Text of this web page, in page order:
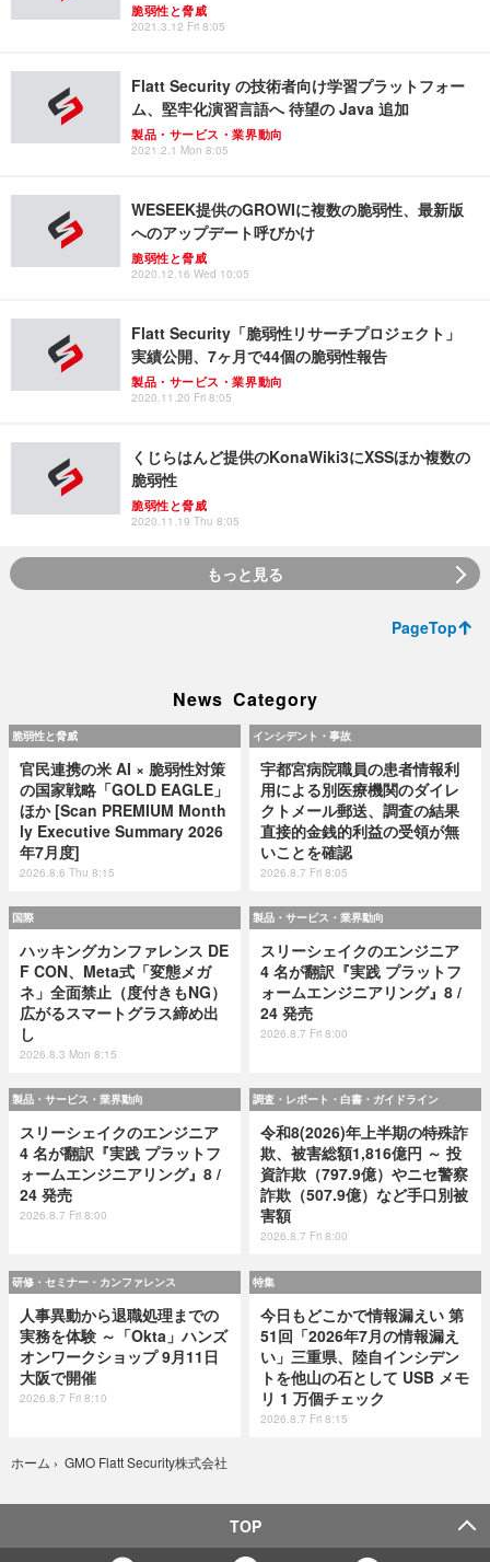
脆弱性と脅威
2021.3.12 Fri 8:05
Flatt Security の技術者向け学習プラットフォー
ム、堅牢化演習言語へ 待望の Java 追加
製品・サービス・業界動向
2021.2.1 Mon 8:05
WESEEK提供のGROWIに複数の脆弱性、最新版
へのアップデート呼びかけ
脆弱性と脅威
2020.12.16 Wed 10:05
Flatt Security「脆弱性リサーチプロジェクト」
実績公開、7ヶ月で44個の脆弱性報告
製品・サービス・業界動向
2020.11.20 Fri 8:05
くじらはんど提供のKonaWiki3にXSSほか複数の
脆弱性
脆弱性と脅威
2020.11.19 Thu 8:05
もっと見る
PageTop
News Category
脆弱性と脅威
官民連携の米 AI × 脆弱性対策
の国家戦略「GOLD EAGLE」
ほか [Scan PREMIUM Month
ly Executive Summary 2026
年7月度]
2026.8.6 Thu 8:15
インシデント・事故
宇都宮病院職員の患者情報利
用による別医療機関のダイレ
クトメール郵送、調査の結果
直接的金銭的利益の受領が無
いことを確認
2026.8.7 Fri 8:05
国際
ハッキングカンファレンス DE
F CON、Meta式「変態メガ
ネ」全面禁止（度付きもNG）
広がるスマートグラス締め出
し
2026.8.3 Mon 8:15
製品・サービス・業界動向
スリーシェイクのエンジニア
4 名が翻訳『実践 プラットフ
ォームエンジニアリング』8 /
24 発売
2026.8.7 Fri 8:00
製品・サービス・業界動向
スリーシェイクのエンジニア
4 名が翻訳『実践 プラットフ
ォームエンジニアリング』8 /
24 発売
2026.8.7 Fri 8:00
調査・レポート・白書・ガイドライン
令和8(2026)年上半期の特殊詐
欺、被害総額1,816億円 ～ 投
資詐欺（797.9億）やニセ警察
詐欺（507.9億）など手口別被
害額
2026.8.7 Fri 8:00
研修・セミナー・カンファレンス
人事異動から退職処理までの
実務を体験 ～「Okta」ハンズ
オンワークショップ 9月11日
大阪で開催
2026.8.7 Fri 8:10
特集
今日もどこかで情報漏えい 第
51回「2026年7月の情報漏え
い」三重県、陸自インシデン
トを他山の石として USB メモ
リ 1 万個チェック
2026.8.7 Fri 8:15
ホーム › GMO Flatt Security株式会社
TOP